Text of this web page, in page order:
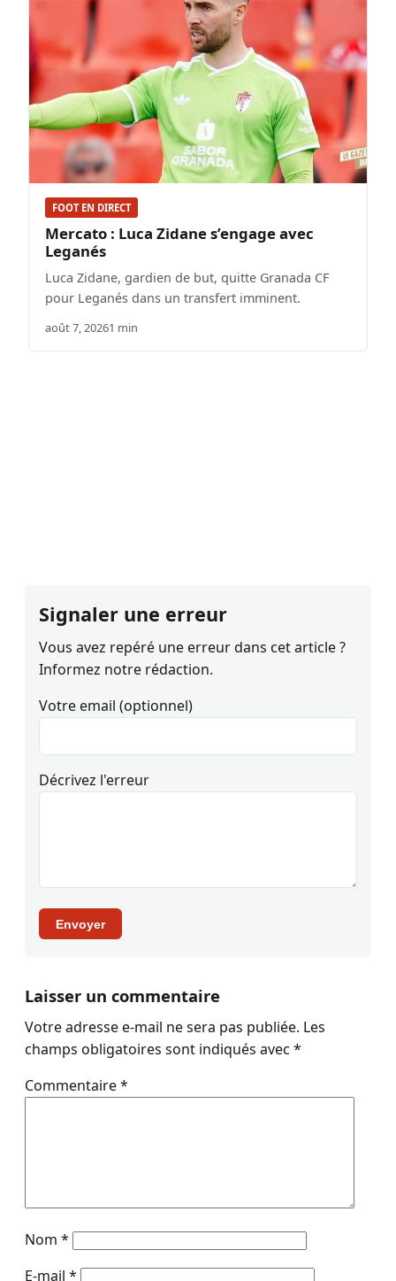
FOOT EN DIRECT
Mercato : Luca Zidane s’engage avec
Leganés
Luca Zidane, gardien de but, quitte Granada CF
pour Leganés dans un transfert imminent.
août 7, 20261 min
Signaler une erreur
Vous avez repéré une erreur dans cet article ?
Informez notre rédaction.
Votre email (optionnel)
Décrivez l'erreur
Envoyer
Laisser un commentaire
Votre adresse e-mail ne sera pas publiée. Les
champs obligatoires sont indiqués avec *
Commentaire*
Nom *
E-mail *